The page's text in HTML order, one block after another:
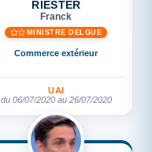
RIESTER
Franck
MINISTRE DÉLGUÉ
Commerce extérieur
UAI
du 06/07/2020 au 26/07/2020